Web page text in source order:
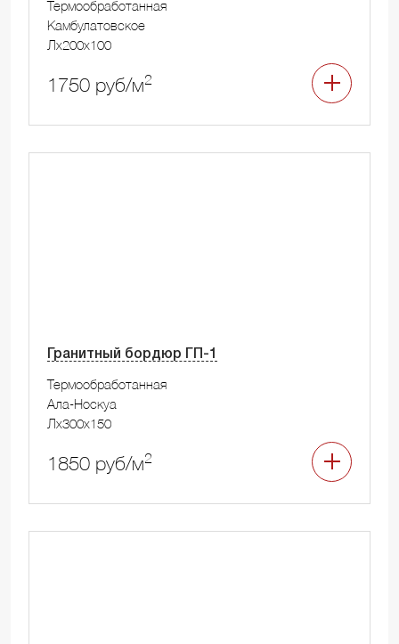
Термообработанная
Камбулатовское
Лx200x100
1750 руб/м2
Гранитный бордюр ГП-1
Термообработанная
Ала-Носкуа
Лx300x150
1850 руб/м2